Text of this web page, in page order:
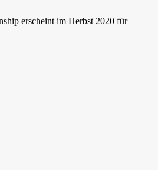
erscheint im Herbst 2020 für